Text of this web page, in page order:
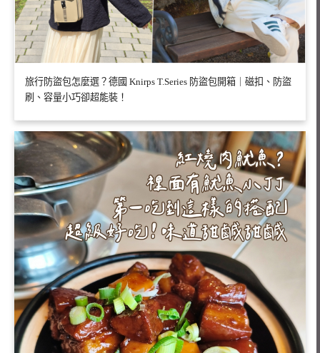
旅行防盜包怎麼選？德國 Knirps T.Series 防盜包開箱｜磁扣、防盜
刷、容量小巧卻超能裝！